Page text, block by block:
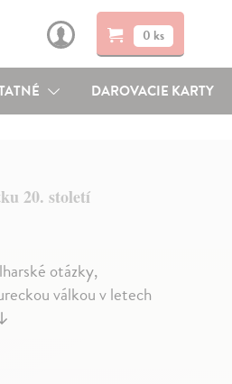
0 ks
DAROVACIE KARTY
20. století
otázky,
válkou v letech